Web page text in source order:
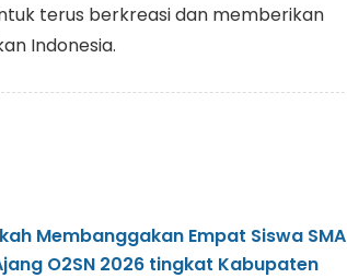
terus berkreasi dan memberikan
Indonesia.
Membanggakan Empat Siswa SMA
O2SN 2026 tingkat Kabupaten